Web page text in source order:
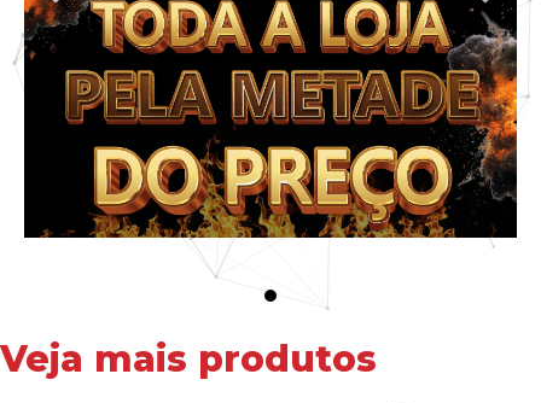
Veja mais produtos